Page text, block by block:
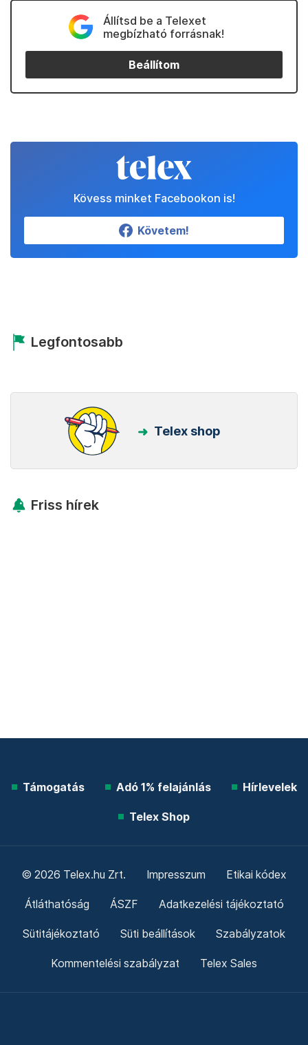
Állítsd be a Telexet
megbízható forrásnak!
Beállítom
Kövess minket Facebookon is!
Követem!
Legfontosabb
Telex shop
Friss hírek
Támogatás Adó 1% felajánlás Hírlevelek
Telex Shop
© 2026 Telex.hu Zrt. Impresszum Etikai kódex
Átláthatóság ÁSZF Adatkezelési tájékoztató
Sütitájékoztató Süti beállítások Szabályzatok
Kommentelési szabályzat Telex Sales